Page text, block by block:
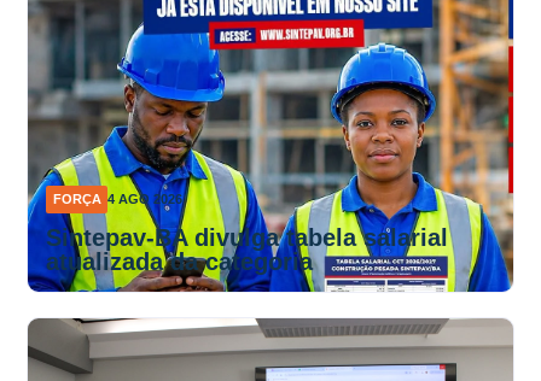
FORÇA 4 AGO 2026
Sintepav-BA divulga tabela salarial
atualizada da categoria